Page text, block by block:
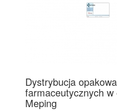
Dystrybucja
farmaceutycznych
Meping